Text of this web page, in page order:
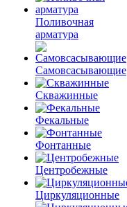
Поливочная
арматура
Самовсасывающие
Скважинные
Фекальные
Фонтанные
Центробежные
Циркуляционные